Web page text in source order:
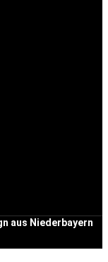
aus Niederbayern